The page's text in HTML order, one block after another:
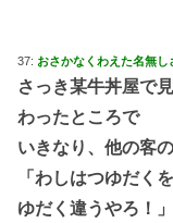
37: おさかなくわえた名無し
さっき某牛丼屋で
わったところで
いきなり、他の客
「わしはつゆだく
ゆだく違うやろ！」